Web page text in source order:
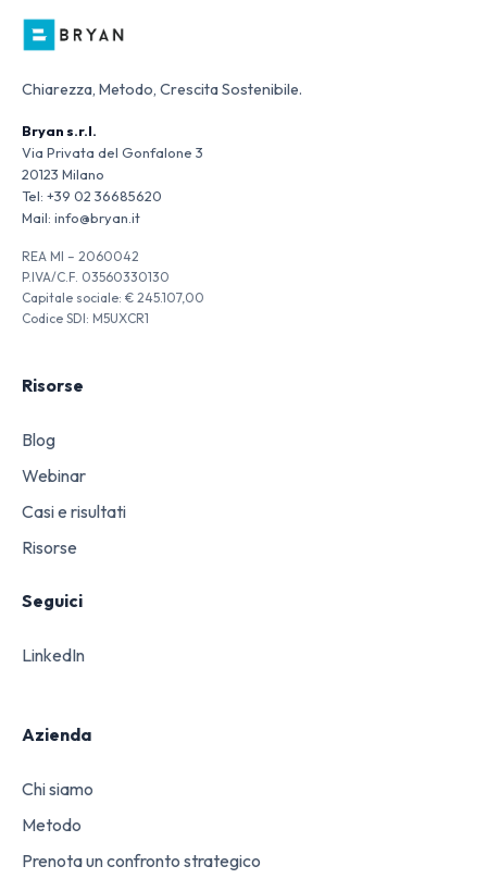
Chiarezza, Metodo, Crescita Sostenibile.
Bryan s.r.l.
Via Privata del Gonfalone 3
20123 Milano
Tel: +39 02 36685620
Mail: info@bryan.it
REA MI – 2060042
P.IVA/C.F. 03560330130
Capitale sociale: € 245.107,00
Codice SDI: M5UXCR1
Risorse
Blog
Webinar
Casi e risultati
Risorse
Seguici
LinkedIn
Azienda
Chi siamo
Metodo
Prenota un confronto strategico